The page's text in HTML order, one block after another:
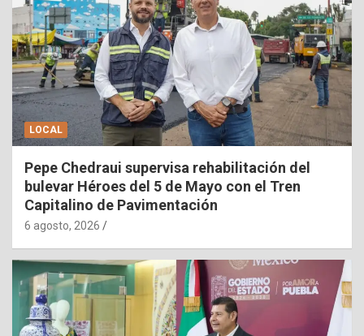
LOCAL
Pepe Chedraui supervisa rehabilitación del
bulevar Héroes del 5 de Mayo con el Tren
Capitalino de Pavimentación
6 agosto, 2026